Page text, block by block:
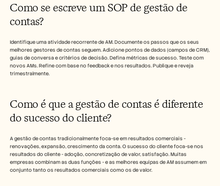
Como se escreve um SOP de gestão de
contas?
Identifique uma atividade recorrente de AM. Documente os passos que os seus
melhores gestores de contas seguem. Adicione pontos de dados (campos de CRM),
guias de conversa e critérios de decisão. Defina métricas de sucesso. Teste com
novos AMs. Refine com base no feedback e nos resultados. Publique e reveja
trimestralmente.
Como é que a gestão de contas é diferente
do sucesso do cliente?
A gestão de contas tradicionalmente foca-se em resultados comerciais -
renovações, expansão, crescimento da conta. O sucesso do cliente foca-se nos
resultados do cliente - adoção, concretização de valor, satisfação. Muitas
empresas combinam as duas funções - e as melhores equipas de AM assumem em
conjunto tanto os resultados comerciais como os de valor.